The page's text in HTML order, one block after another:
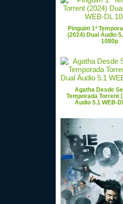
Pinguim 1ª
(2024) Dual Áudio
1080p
Agatha Desde
Temporada Torrent
Áudio 5.1 WEB-